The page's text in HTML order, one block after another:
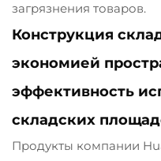
загрязнения товаров.
Конструкция
экономией
эффективность
складских
Продукты компании